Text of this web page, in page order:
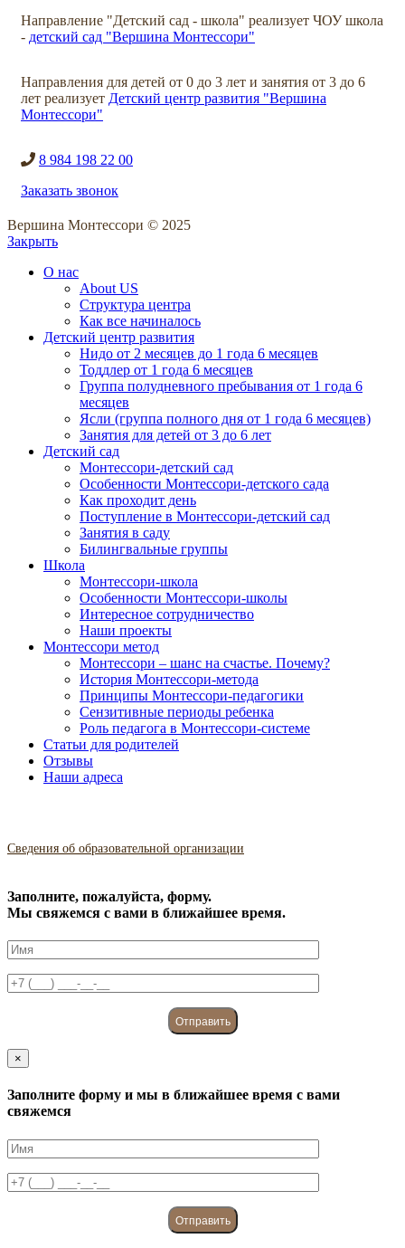
Направление "Детский сад - школа" реализует ЧОУ школа
- детский сад "Вершина Монтессори"
Направления для детей от 0 до 3 лет и занятия от 3 до 6
лет реализует Детский центр развития "Вершина
Монтессори"
8 984 198 22 00
Заказать звонок
Вершина Монтессори © 2025
Закрыть
О нас
About US
Структура центра
Как все начиналось
Детский центр развития
Нидо от 2 месяцев до 1 года 6 месяцев
Тоддлер от 1 года 6 месяцев
Группа полудневного пребывания от 1 года 6
месяцев
Ясли (группа полного дня от 1 года 6 месяцев)
Занятия для детей от 3 до 6 лет
Детский сад
Монтессори-детский сад
Особенности Монтессори-детского сада
Как проходит день
Поступление в Монтессори-детский сад
Занятия в саду
Билингвальные группы
Школа
Монтессори-школа
Особенности Монтессори-школы
Интересное сотрудничество
Наши проекты
Монтессори метод
Монтессори – шанс на счастье. Почему?
История Монтессори-метода
Принципы Монтессори-педагогики
Сензитивные периоды ребенка
Роль педагога в Монтессори-системе
Статьи для родителей
Отзывы
Наши адреса
Сведения об образовательной организации
Заполните, пожалуйста, форму.
Мы свяжемся с вами в ближайшее время.
×
Заполните форму и мы в ближайшее время с вами
свяжемся